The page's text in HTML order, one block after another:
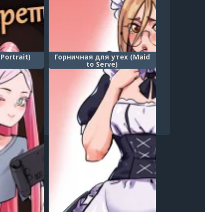
Горничная для утех (Maid
to Serve)